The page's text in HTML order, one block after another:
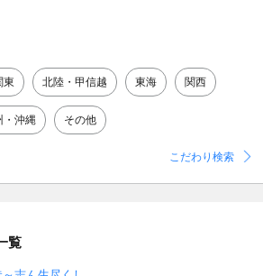
東 北陸・甲信越 東海 関西
・沖縄 その他
こだわり検索
覧